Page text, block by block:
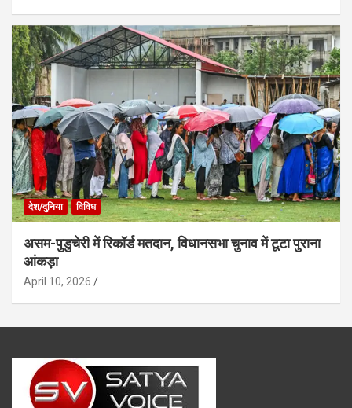
देश/दुनिया विविध
असम-पुडुचेरी में रिकॉर्ड मतदान, विधानसभा चुनाव में टूटा पुराना
आंकड़ा
April 10, 2026